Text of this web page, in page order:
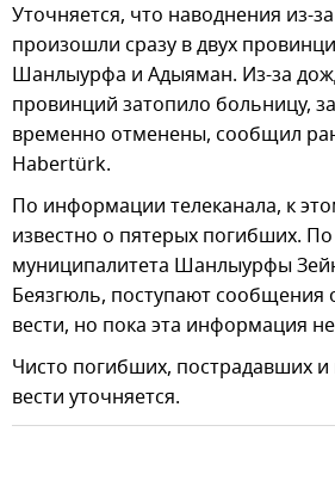
Уточняется, что наводнения из-
произошли сразу в двух
Шанлыурфа и Адыяман. Из-за
провинций затопило больницу,
временно отменены, сообщил
Habertürk.
По информации телеканала, к
известно о пятерых погибших.
муниципалитета Шанлыурфы
Беязгюль, поступают сообщения
вести, но пока эта информация
Чисто погибших, пострадавших
вести уточняется.